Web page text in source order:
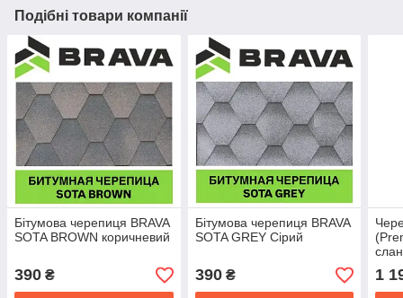
Подібні товари компанії
Бітумова черепиця BRAVA
SOTA BROWN коричневий
390 ₴
Бітумова черепиця BRAVA
SOTA GREY Сірий
390₴ 1